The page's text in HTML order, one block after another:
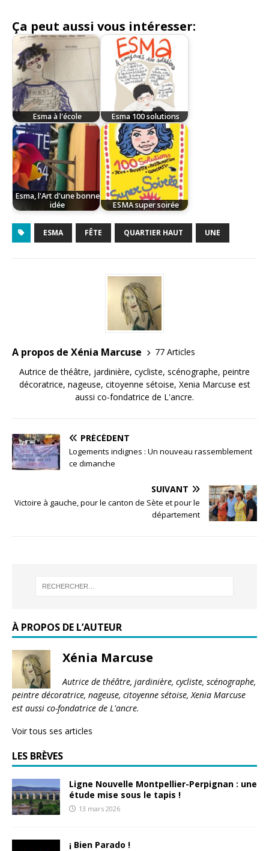
Ça peut aussi vous intéresser:
Esma à l'école Esma 100 solutions
Esma, l'Art d'une bonne
idée
ESMA super soirée
ESMA FÊTE QUARTIER HAUT UNE
A propos de Xénia Marcuse
77 Articles
Autrice de théâtre, jardinière, cycliste, scénographe, peintre
décoratrice, nageuse, citoyenne sétoise, Xenia Marcuse est
aussi co-fondatrice de L'ancre.
PRÉCÉDENT
Logements indignes : Un nouveau rassemblement
ce dimanche
SUIVANT
Victoire à gauche, pour le canton de Sète et pour le
département
À PROPOS DE L’AUTEUR
Xénia Marcuse
Autrice de théâtre, jardinière, cycliste, scénographe,
peintre décoratrice, nageuse, citoyenne sétoise, Xenia Marcuse
est aussi co-fondatrice de L'ancre.
Voir tous ses articles
LES BRÈVES
Ligne Nouvelle Montpellier-Perpignan : une
étude mise sous le tapis !
13 mars 2026
¡ Bien Parado !